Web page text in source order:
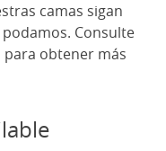
camas sigan
Consulte
obtener más